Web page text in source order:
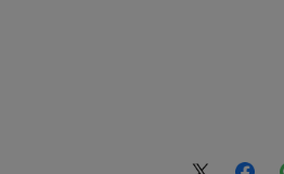
25 mm、接眼枠から約21 mm (視度-1